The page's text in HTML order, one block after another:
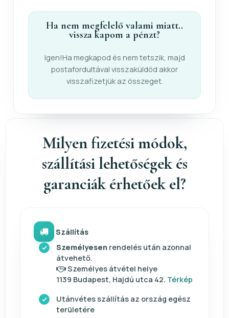
Ha nem megfelelő valami miatt..
vissza kapom a pénzt?
Igen!Ha megkapod és nem tetszik, majd
postafordultával visszaküldöd akkor
visszafizetjük az összeget.
Milyen fizetési módok,
szállítási lehetőségek és
garanciák érhetőek el?
Szállítás
Személyesen rendelés után azonnal
átvehető.
Személyes átvétel helye
1139 Budapest, Hajdú utca 42. Térkép
Utánvétes szállítás az ország egész
területére